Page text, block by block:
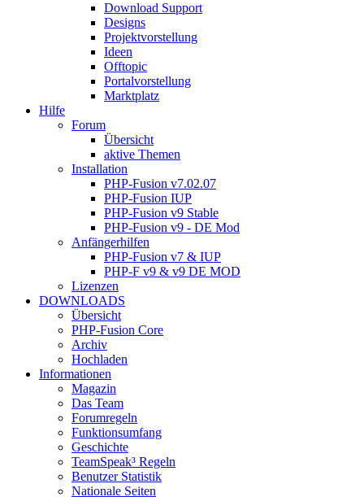
Download Support
Designs
Projektvorstellung
Ideen
Offtopic
Portalvorstellung
Marktplatz
Hilfe
Forum
Übersicht
aktive Themen
Installation
PHP-Fusion v7.02.07
PHP-Fusion IUP
PHP-Fusion v9 Stable
PHP-Fusion v9 - DE Mod
Anfängerhilfen
PHP-Fusion v7 & IUP
PHP-F v9 & v9 DE MOD
Lizenzen
DOWNLOADS
Übersicht
PHP-Fusion Core
Archiv
Hochladen
Informationen
Magazin
Das Team
Forumregeln
Funktionsumfang
Geschichte
TeamSpeak³ Regeln
Benutzer Statistik
Nationale Seiten